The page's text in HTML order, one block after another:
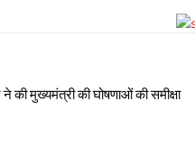
की मुख्यमंत्री की घोषणाओं की समीक्षा